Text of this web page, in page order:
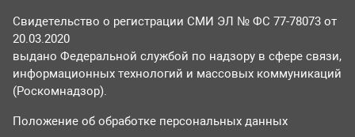
Свидетельство о регистрации СМИ ЭЛ № ФС 77-78073 от
20.03.2020
выдано Федеральной службой по надзору в сфере связи,
информационных технологий и массовых коммуникаций
(Роскомнадзор).
Положение об обработке персональных данных